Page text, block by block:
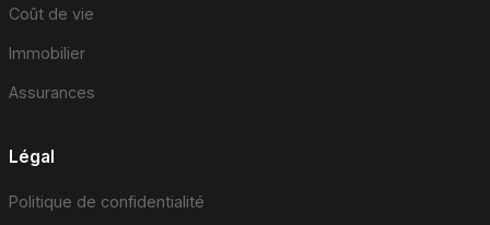
Coût de vie
Immobilier
Assurances
Légal
Politique de confidentialité